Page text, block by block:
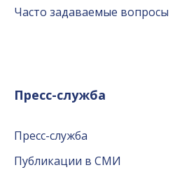
Часто задаваемые вопросы
Пресс-служба
Пресс-служба
Публикации в СМИ